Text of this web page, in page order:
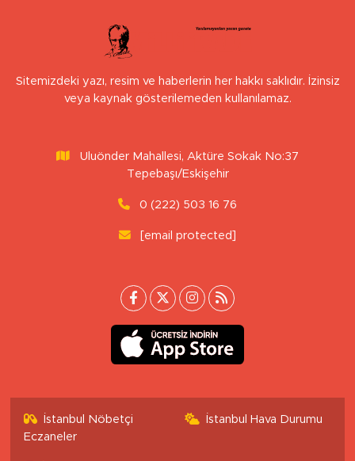
Sitemizdeki yazı, resim ve haberlerin her hakkı saklıdır. İzinsiz
veya kaynak gösterilemeden kullanılamaz.
Uluönder Mahallesi, Aktüre Sokak No:37
Tepebaşı/Eskişehir
0 (222) 503 16 76
[email protected]
İstanbul Nöbetçi
Eczaneler
İstanbul Hava Durumu